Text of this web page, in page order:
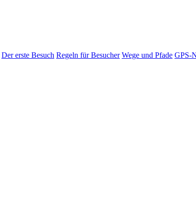
Der erste Besuch Regeln für Besucher Wege und Pfade GPS-